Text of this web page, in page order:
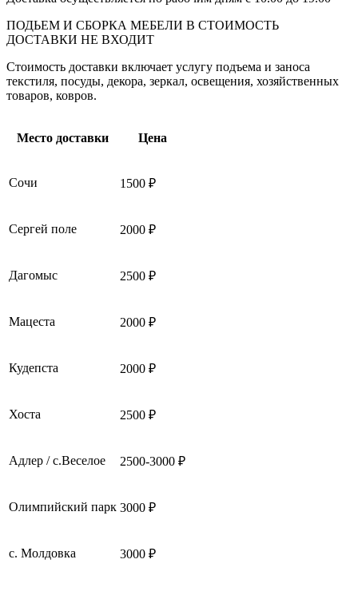
ПОДЬЕМ И СБОРКА МЕБЕЛИ В СТОИМОСТЬ
ДОСТАВКИ НЕ ВХОДИТ
Стоимость доставки включает услугу подъема и заноса
текстиля, посуды, декора, зеркал, освещения, хозяйственных
товаров, ковров.
Место доставки Цена
Сочи 1500 ₽
Сергей поле 2000 ₽
Дагомыс 2500 ₽
Мацеста 2000 ₽
Кудепста 2000 ₽
Хоста 2500 ₽
Адлер / с.Веселое 2500-3000 ₽
Олимпийский парк 3000 ₽
с. Молдовка 3000 ₽